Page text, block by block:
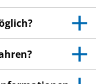
wenden Sie
auch für
Siehe Abschnitt